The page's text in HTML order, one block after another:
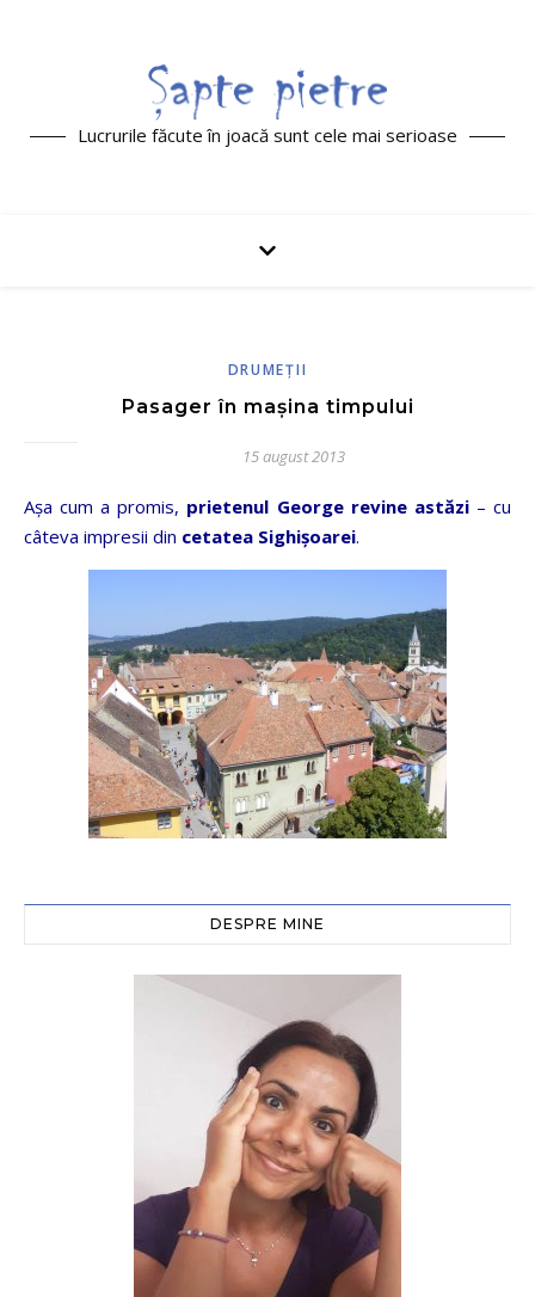
Lucrurile făcute în joacă sunt cele mai serioase
DRUMEŢII
Pasager în maşina timpului
15 august 2013
Aşa cum a promis, prietenul George revine astăzi– cu
câteva impresii din cetatea Sighişoarei.
DESPRE MINE